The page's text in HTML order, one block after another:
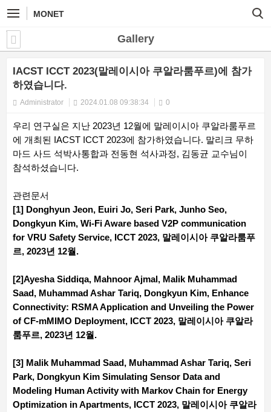
MONET
Gallery
IACST ICCT 2023(말레이시아 쿠알라룸푸르)에 참가
하였습니다.
Administrator 2024.01.08 09:38:34 0
우리 연구실은 지난 2023년 12월에 말레이시아 쿠알라룸푸르
에 개최된 IACST ICCT 2023에 참가하였습니다. 말리크 무하
마드 사드 석박사통합과 전동현 석사과정, 김동균 교수님이
참석하셨습니다.
관련문서
[1] Donghyun Jeon, Euiri Jo, Seri Park, Junho Seo,
Dongkyun Kim, Wi-Fi Aware based V2P communication
for VRU Safety Service, ICCT 2023, 말레이시아 쿠알라룸푸
르, 2023년 12월.
[2]Ayesha Siddiqa, Mahnoor Ajmal, Malik Muhammad
Saad, Muhammad Ashar Tariq, Dongkyun Kim, Enhance
Connectivity: RSMA Application and Unveiling the Power
of CF-mMIMO Deployment, ICCT 2023, 말레이시아 쿠알라
룸푸르, 2023년 12월.
[3] Malik Muhammad Saad, Muhammad Ashar Tariq, Seri
Park, Dongkyun Kim Simulating Sensor Data and
Modeling Human Activity with Markov Chain for Energy
Optimization in Apartments, ICCT 2023, 말레이시아 쿠알라